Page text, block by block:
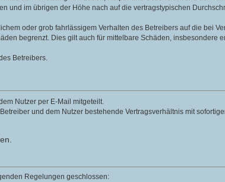
und im übrigen der Höhe nach auf die vertragstypischen
oder grob fahrlässigem Verhalten des Betreibers auf die bei
begrenzt. Dies gilt auch für mittelbare Schäden, insbesondere
Betreibers.
Nutzer per E-Mail mitgeteilt.
und dem Nutzer bestehende Vertragsverhältnis mit
Regelungen geschlossen: